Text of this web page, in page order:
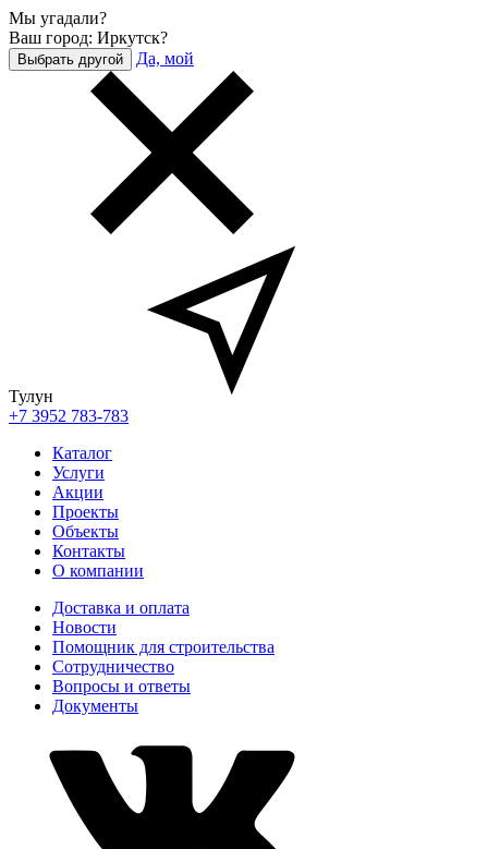
Мы угадали?
Ваш город: Иркутск?
Выбрать другой Да, мой
Тулун
+7 3952 783-783
Каталог
Услуги
Акции
Проекты
Объекты
Контакты
О компании
Доставка и оплата
Новости
Помощник для строительства
Сотрудничество
Вопросы и ответы
Документы